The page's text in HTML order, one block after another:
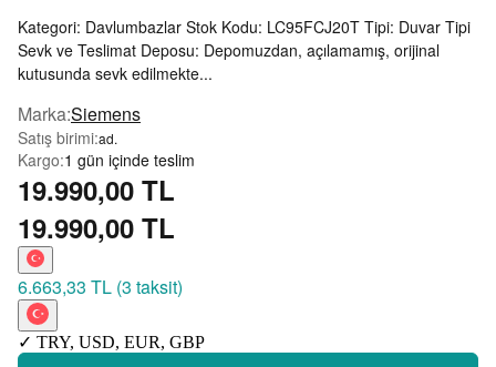
Kategori: Davlumbazlar Stok Kodu: LC95FCJ20T Tipi: Duvar Tipi
Sevk ve Teslimat Deposu: Depomuzdan, açılamamış, orijinal
kutusunda sevk edilmekte...
Marka:Siemens
Satış birimi:ad.
Kargo:1 gün içinde teslim
19.990,00 TL
19.990,00 TL
6.663,33 TL (3 taksit)
✓ TRY, USD, EUR, GBP